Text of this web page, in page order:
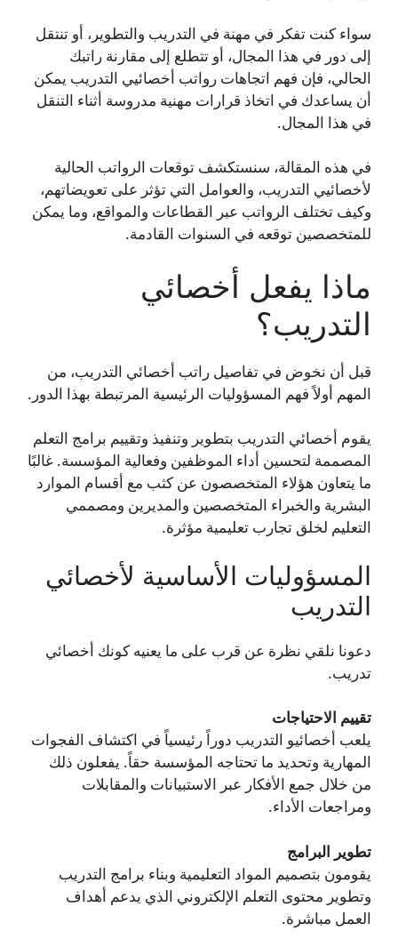
سواء كنت تفكر في مهنة في التدريب والتطوير، أو تنتقل
إلى دور في هذا المجال، أو تتطلع إلى مقارنة راتبك
الحالي، فإن فهم اتجاهات رواتب أخصائيي التدريب يمكن
أن يساعدك في اتخاذ قرارات مهنية مدروسة أثناء التنقل
في هذا المجال.
في هذه المقالة، سنستكشف توقعات الرواتب الحالية
لأخصائيي التدريب، والعوامل التي تؤثر على تعويضاتهم،
وكيف تختلف الرواتب عبر القطاعات والمواقع، وما يمكن
للمتخصصين توقعه في السنوات القادمة.
ماذا يفعل أخصائي
التدريب؟
قبل أن نخوض في تفاصيل راتب أخصائي التدريب، من
المهم أولاً فهم المسؤوليات الرئيسية المرتبطة بهذا الدور.
يقوم أخصائي التدريب بتطوير وتنفيذ وتقييم برامج التعلم
المصممة لتحسين أداء الموظفين وفعالية المؤسسة. غالبًا
ما يتعاون هؤلاء المتخصصون عن كثب مع أقسام الموارد
البشرية والخبراء المتخصصين والمديرين ومصممي
التعليم لخلق تجارب تعليمية مؤثرة.
المسؤوليات الأساسية لأخصائي
التدريب
دعونا نلقي نظرة عن قرب على ما يعنيه كونك أخصائي
تدريب.
تقييم الاحتياجات
يلعب أخصائيو التدريب دوراً رئيسياً في اكتشاف الفجوات
المهارية وتحديد ما تحتاجه المؤسسة حقاً. يفعلون ذلك
من خلال جمع الأفكار عبر الاستبيانات والمقابلات
ومراجعات الأداء.
تطوير البرامج
يقومون بتصميم المواد التعليمية وبناء برامج التدريب
وتطوير محتوى التعلم الإلكتروني الذي يدعم أهداف
العمل مباشرة.